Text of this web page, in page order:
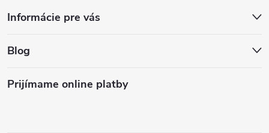
Informácie pre vás
Blog
Prijímame online platby